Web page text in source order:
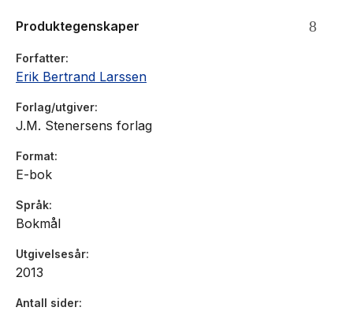
Produktegenskaper
Forfatter
Erik Bertrand Larssen
Forlag/utgiver
J.M. Stenersens forlag
Format
E-bok
Språk
Bokmål
Utgivelsesår
2013
Antall sider